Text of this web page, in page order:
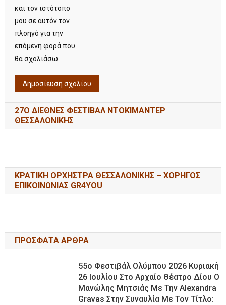
και τον ιστότοπο
μου σε αυτόν τον
πλοηγό για την
επόμενη φορά που
θα σχολιάσω.
27Ο ΔΙΕΘΝΕΣ ΦΕΣΤΙΒΑΛ ΝΤΟΚΙΜΑΝΤΕΡ
ΘΕΣΣΑΛΟΝΙΚΗΣ
ΚΡΑΤΙΚΗ ΟΡΧΗΣΤΡΑ ΘΕΣΣΑΛΟΝΙΚΗΣ – ΧΟΡΗΓΟΣ
ΕΠΙΚΟΙΝΩΝΙΑΣ GR4YOU
ΠΡΟΣΦΑΤΑ ΑΡΘΡΑ
55ο Φεστιβάλ Ολύμπου 2026 Κυριακή
26 Ιουλίου Στο Αρχαίο Θέατρο Δίου Ο
Μανώλης Μητσιάς Με Την Alexandra
Gravas Στην Συναυλία Με Τον Τίτλο: